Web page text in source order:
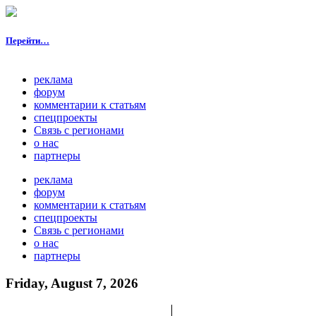
Перейти…
реклама
форум
комментарии к статьям
спецпроекты
Связь с регионами
о нас
партнеры
реклама
форум
комментарии к статьям
спецпроекты
Связь с регионами
о нас
партнеры
Friday, August 7, 2026